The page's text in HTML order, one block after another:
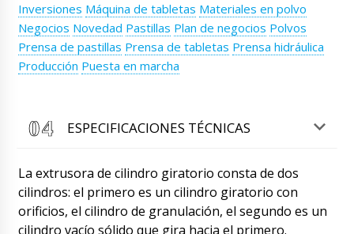
Inversiones Máquina de tabletas Materiales en polvo
Negocios Novedad Pastillas Plan de negocios Polvos
Prensa de pastillas Prensa de tabletas Prensa hidráulica
Producción Puesta en marcha
ESPECIFICACIONES TÉCNICAS
La extrusora de cilindro giratorio consta de dos
cilindros: el primero es un cilindro giratorio con
orificios, el cilindro de granulación, el segundo es un
cilindro vacío sólido que gira hacia el primero.
Lucas
Roman, ¿puedes decirme si ya se envió mi
prensa rotativa para tabletas RZJ-35? No lo
envíe todavía, le enviaré a su fábrica en China
Roman Tsibulsky
términos de producción de nuevos punzones
20 días hábiles.
08/08/2026 23:46